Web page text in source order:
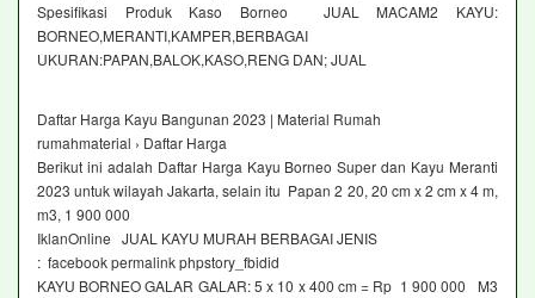
Spesifikasi Produk Kaso Borneo JUAL MACAM2 KAYU:
BORNEO,MERANTI,KAMPER,BERBAGAI
UKURAN:PAPAN,BALOK,KASO,RENG DAN; JUAL
Daftar Harga Kayu Bangunan 2023 | Material Rumah
rumahmaterial › Daftar Harga
Berikut ini adalah Daftar Harga Kayu Borneo Super dan Kayu Meranti
2023 untuk wilayah Jakarta, selain itu Papan 2 20, 20 cm x 2 cm x 4 m,
m3, 1 900 000
IklanOnline JUAL KAYU MURAH BERBAGAI JENIS
: facebook permalink phpstory_fbidid
KAYU BORNEO GALAR GALAR: 5 x 10 x 400 cm = Rp 1 900 000 M3